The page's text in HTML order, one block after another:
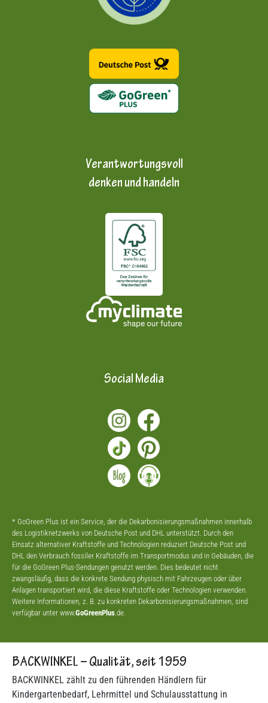
Verantwortungsvoll
denken und handeln
Social Media
* GoGreen Plus ist ein Service, der die Dekarbonisierungsmaßnahmen innerhalb
des Logistiknetzwerks von Deutsche Post und DHL unterstützt. Durch den
Einsatz alternativer Kraftstoffe und Technologien reduziert Deutsche Post und
DHL den Verbrauch fossiler Kraftstoffe im Transportmodus und in Gebäuden, die
für die GoGreen Plus-Sendungen genutzt werden. Dies bedeutet nicht
zwangsläufig, dass die konkrete Sendung physisch mit Fahrzeugen oder über
Anlagen transportiert wird, die diese Kraftstoffe oder Technologien verwenden.
Weitere Informationen, z. B. zu konkreten Dekarbonisierungsmaßnahmen, sind
verfügbar unter www.GoGreenPlus .de.
BACKWINKEL – Qualität, seit 1959
BACKWINKEL zählt zu den führenden Händlern für
Kindergartenbedarf, Lehrmittel und Schulausstattung in